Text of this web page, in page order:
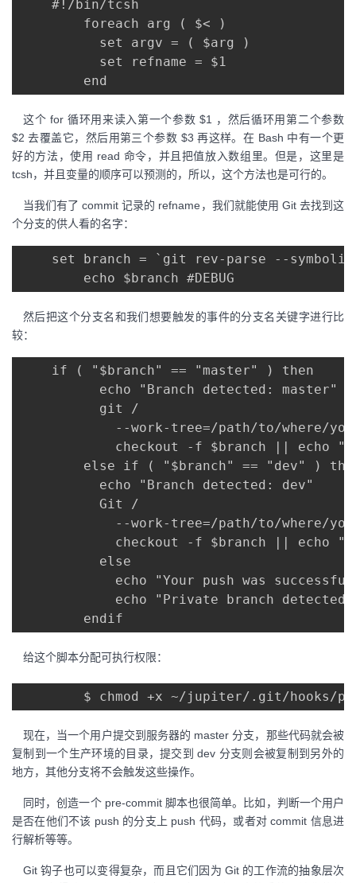
    #!/bin/tcsh
        foreach arg ( $< )
          set argv = ( $arg )
          set refname = $1
这个 for 循环用来读入第一个参数 $1 ，然后循环用第二个参数
$2 去覆盖它，然后用第三个参数 $3 再这样。在 Bash 中有一个更
好的方法，使用 read 命令，并且把值放入数组里。但是，这里是
tcsh，并且变量的顺序可以预测的，所以，这个方法也是可行的。
当我们有了 commit 记录的 refname，我们就能使用 Git 去找到这
个分支的供人看的名字：
set branch = `git rev-parse --
然后把这个分支名和我们想要触发的事件的分支名关键字进行比
较：
    if ( "$branch" == "master" ) then
          echo "Branch detected: master"
          git /
--work-tree=/path/to/where/
checkout -f $branch || echo
else if ( "$branch" == "dev" )
          echo "Branch detected: dev"
          Git /
--work-tree=/path/to/where/
checkout -f $branch || echo
          else
echo "Your push was
echo "Private branch
给这个脚本分配可执行权限：
现在，当一个用户提交到服务器的 master 分支，那些代码就会被
复制到一个生产环境的目录，提交到 dev 分支则会被复制到另外的
地方，其他分支将不会触发这些操作。
同时，创造一个 pre-commit 脚本也很简单。比如，判断一个用户
是否在他们不该 push 的分支上 push 代码，或者对 commit 信息进
行解析等等。
Git 钩子也可以变得复杂，而且它们因为 Git 的工作流的抽象层次